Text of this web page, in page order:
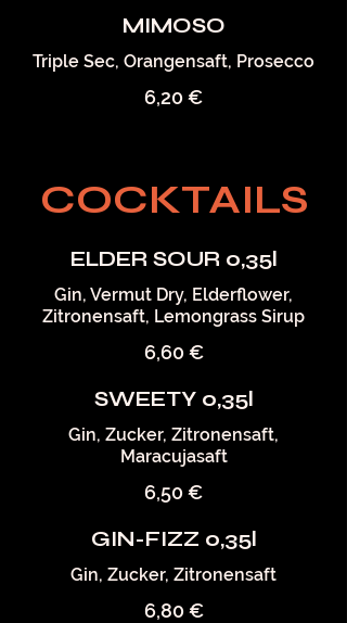
MIMOSO
Triple Sec, Orangensaft, Prosecco
6,20 €
COCKTAILS
ELDER SOUR 0,35l
Gin, Vermut Dry, Elderflower,
Zitronensaft, Lemongrass Sirup
6,60 €
SWEETY 0,35l
Gin, Zucker, Zitronensaft,
Maracujasaft
6,50 €
GIN-FIZZ 0,35l
Gin, Zucker, Zitronensaft
6,80 €